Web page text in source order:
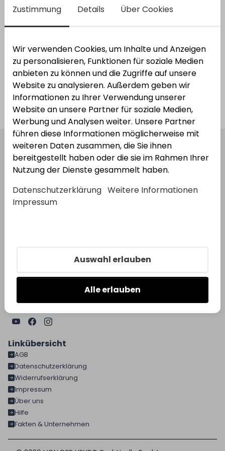
2Varianten
Varianten anzeigen
Kataloge
07:00h bis 16:30h
info@vonderheydt.de
Linkübersicht
AGB
Datenschutzerklärung
Widerrufserklärung
Impressum
Über uns
Hilfe
Fakten & Unternehmen
Zustimmung Details Über Cookies
Wir verwenden Cookies, um Inhalte und Anzeigen
zu personalisieren, Funktionen für soziale Medien
anbieten zu können und die Zugriffe auf unsere
Website zu analysieren. Außerdem geben wir
Informationen zu Ihrer Verwendung unserer
Website an unsere Partner für soziale Medien,
Werbung und Analysen weiter. Unsere Partner
führen diese Informationen möglicherweise mit
weiteren Daten zusammen, die Sie ihnen
bereitgestellt haben oder die sie im Rahmen Ihrer
Nutzung der Dienste gesammelt haben.
Datenschutzerklärung Weitere Informationen
Impressum
Auswahl erlauben
Alle erlauben